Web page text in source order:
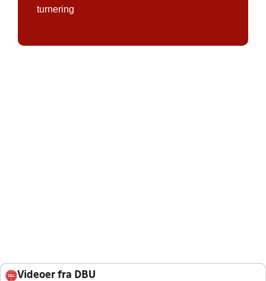
turnering
Videoer fra DBU